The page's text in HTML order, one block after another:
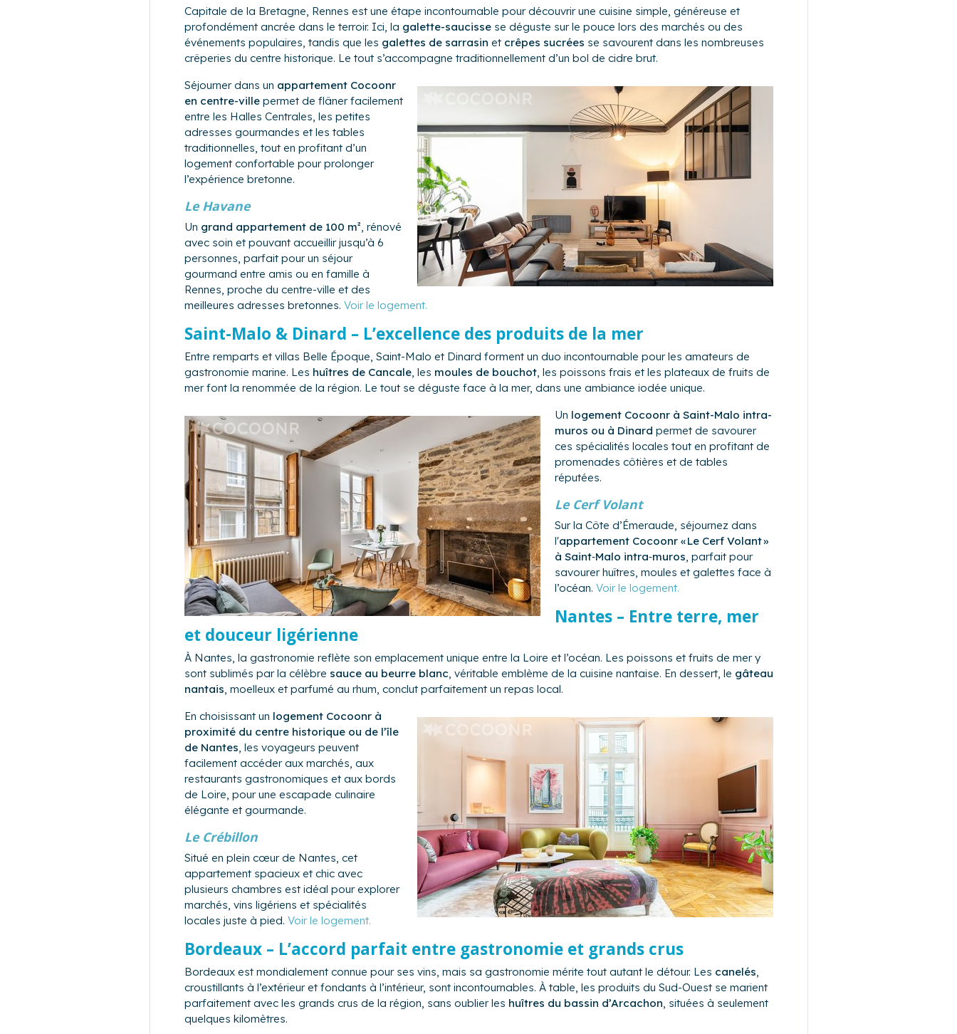
Capitale de la Bretagne, Rennes est une étape incontournable pour découvrir une cuisine simple, généreuse et
profondément ancrée dans le terroir. Ici, la galette-saucissese déguste sur le pouce lors des marchés ou des
événements populaires, tandis que les galettes de sarrasin et crêpes sucrées se savourent dans les nombreuses
crêperies du centre historique. Le tout s’accompagne traditionnellement d’un bol de cidre brut.
Séjourner dans un appartement Cocoonr
en centre-villepermet de flâner facilement
entre les Halles Centrales, les petites
adresses gourmandes et les tables
traditionnelles, tout en profitant d’un
logement confortable pour prolonger
l’expérience bretonne.
Le Havane
Un grand appartement de 100 m² , rénové
avec soin et pouvant accueillir jusqu’à 6
personnes, parfait pour un séjour
gourmand entre amis ou en famille à
Rennes, proche du centre-ville et des
meilleures adresses bretonnes. Voir le logement.
Saint-Malo & Dinard – L’excellence des produits de la mer
Entre remparts et villas Belle Époque, Saint-Malo et Dinard forment un duo incontournable pour les amateurs de
gastronomie marine. Les huîtres de Cancale, les moules de bouchot, les poissons frais et les plateaux de fruits de
mer font la renommée de la région. Le tout se déguste face à la mer, dans une ambiance iodée unique.
Un logement Cocoonr à Saint-Malo intra-
muros ou à Dinard permet de savourer
ces spécialités locales tout en profitant de
promenades côtières et de tables
réputées.
Le Cerf Volant
Sur la Côte d’Émeraude, séjournez dans
l'appartement Cocoonr « Le Cerf Volant »
à Saint‑Malo intra‑muros , parfait pour
savourer huîtres, moules et galettes face à
l’océan. Voir le logement.
Nantes – Entre terre, mer
et douceur ligérienne
À Nantes, la gastronomie reflète son emplacement unique entre la Loire et l’océan. Les poissons et fruits de mer y
sont sublimés par la célèbre sauce au beurre blanc , véritable emblème de la cuisine nantaise. En dessert, le gâteau
nantais , moelleux et parfumé au rhum, conclut parfaitement un repas local.
En choisissant un logement Cocoonr à
proximité du centre historique ou de l’île
de Nantes , les voyageurs peuvent
facilement accéder aux marchés, aux
restaurants gastronomiques et aux bords
de Loire, pour une escapade culinaire
élégante et gourmande.
Le Crébillon
Situé en plein cœur de Nantes, cet
appartement spacieux et chic avec
plusieurs chambres est idéal pour explorer
marchés, vins ligériens et spécialités
locales juste à pied. Voir le logement.
Bordeaux – L’accord parfait entre gastronomie et grands crus
Bordeaux est mondialement connue pour ses vins, mais sa gastronomie mérite tout autant le détour. Les canelés
croustillants à l’extérieur et fondants à l’intérieur, sont incontournables. À table, les produits du Sud-Ouest se marient
parfaitement avec les grands crus de la région, sans oublier les huîtres du bassin d’Arcachon , situées à seulement
quelques kilomètres.